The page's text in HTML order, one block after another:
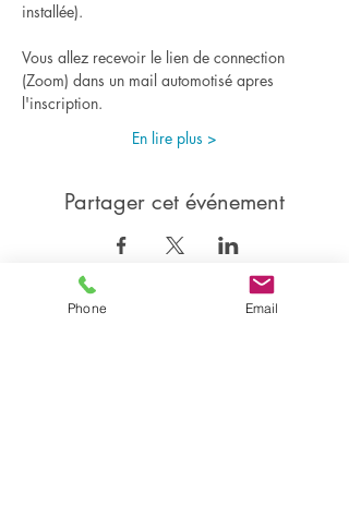
installée).
Vous allez recevoir le lien de connection
(Zoom) dans un mail automotisé apres
l'inscription.
En lire plus >
Partager cet événement
Phone Email